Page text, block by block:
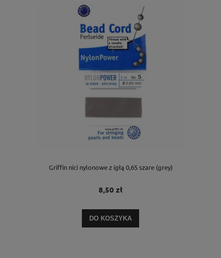
Griffin nici nylonowe z igłą 0,65 szare (grey)
8,50 zł
DO KOSZYKA